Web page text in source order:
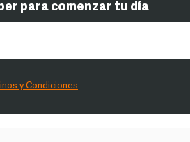
para comenzar tu día
y Condiciones